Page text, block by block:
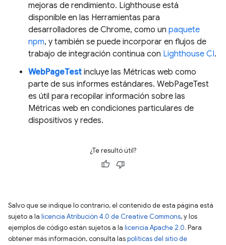
mejoras de rendimiento. Lighthouse está
disponible en las Herramientas para
desarrolladores de Chrome, como un paquete
npm, y también se puede incorporar en flujos de
trabajo de integración continua con Lighthouse CI.
WebPageTest incluye las Métricas web como
parte de sus informes estándares. WebPageTest
es útil para recopilar información sobre las
Métricas web en condiciones particulares de
dispositivos y redes.
¿Te resultó útil?
Salvo que se indique lo contrario, el contenido de esta página está
sujeto a la licencia Atribución 4.0 de Creative Commons, y los
ejemplos de código están sujetos a la licencia Apache 2.0. Para
obtener más información, consulta laspolíticas del sitio de